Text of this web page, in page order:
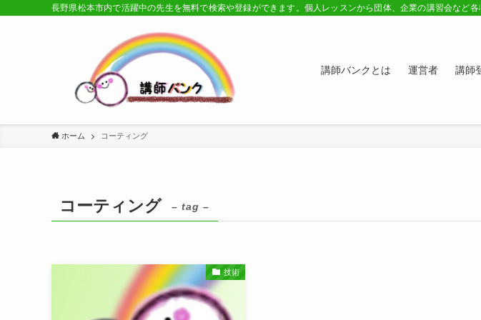
長野県松本市内で活躍中の先生を無料で検索や登録ができます。個人レッスンから団体、企業の講習会な
講師バンクとは 運営者 講師
ホーム コーティング
コーティング – tag –
技術